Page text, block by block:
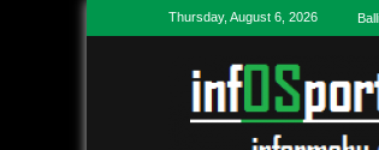
Skip to contentThursday, August 6, 2026